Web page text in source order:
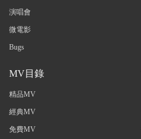
演唱會
微電影
Bugs
MV目錄
精品MV
經典MV
免費MV